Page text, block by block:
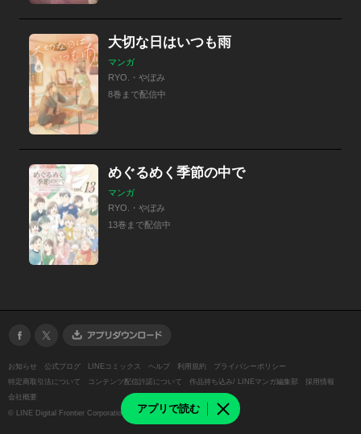
アプリで読む
大切な日はいつも雨
マンガ
RYO.・やぼみ
8巻まで配信中
めぐるめく季節の中で
マンガ
RYO.・やぼみ
13巻まで配信中
お知らせ 公式ブログ LINEコミックス ヘルプ 利用規約
プライバシーポリシー
特定商取引法について
コンテンツ配信許諾について 作品持ち込み/ LINEマンガ編集部
採用情報
会社概要
© LINE Digital Frontier Corporation